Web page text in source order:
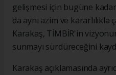
gelişmesi için bugüne
da aynı azim ve kararlılıkla
Karakaş, TİMBİR'in
sunmayı sürdüreceğini
Karakaş açıklamasında